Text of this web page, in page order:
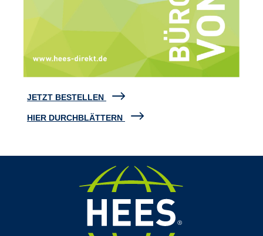
JETZT BESTELLEN
HIER DURCHBLÄTTERN